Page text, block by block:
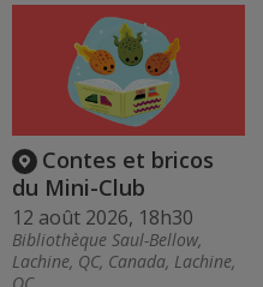
Contes et bricos
du Mini-Club
12 août 2026, 18h30
Bibliothèque Saul-Bellow,
Lachine, QC, Canada, Lachine,
QC